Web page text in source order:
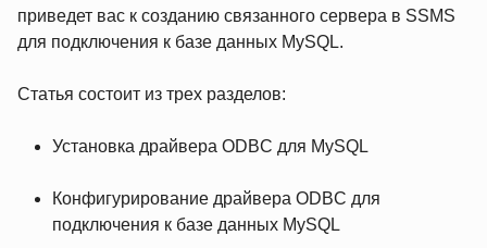
приведет вас к созданию связанного сервера в SSMS
для подключения к базе данных MySQL.
Статья состоит из трех разделов:
Установка драйвера ODBC для MySQL
Конфигурирование драйвера ODBC для
подключения к базе данных MySQL